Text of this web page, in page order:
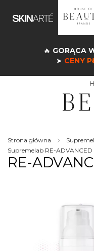
🔥 GORĄCA
➤ CENY
Strona główna
Supremelab RE-
RE-